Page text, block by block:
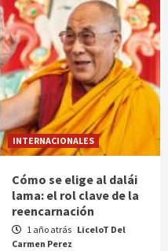
INTERNACIONALES
Cómo se elige al dalái
lama: el rol clave de la
reencarnación
1 año atrás LiceloT Del
Carmen Perez